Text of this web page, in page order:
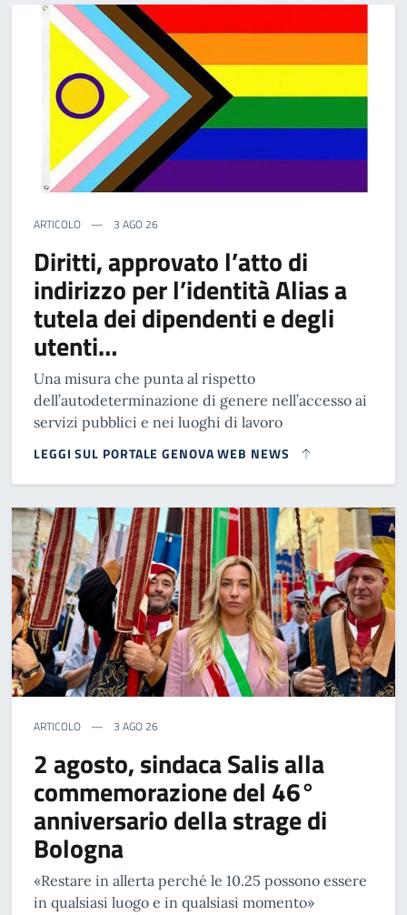
ARTICOLO 3 AGO 26
Diritti, approvato l’atto di
indirizzo per l’identità Alias a
tutela dei dipendenti e degli
utenti…
Una misura che punta al rispetto
dell’autodeterminazione di genere nell’accesso ai
servizi pubblici e nei luoghi di lavoro
LEGGI SUL PORTALE GENOVA WEB NEWS
ARTICOLO 3 AGO 26
2 agosto, sindaca Salis alla
commemorazione del 46°
anniversario della strage di
Bologna
«Restare in allerta perché le 10.25 possono essere
in qualsiasi luogo e in qualsiasi momento»